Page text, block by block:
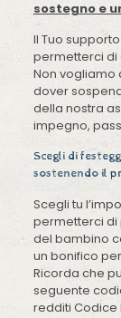
sostegno e
Il Tuo
permetterci di
Non vogliamo
dover
della nostra
impegno,
Scegli di
sostenendo il
Scegli tu
permetterci di
del bambino
un bonifico
Ricorda che
seguente
redditi Codice